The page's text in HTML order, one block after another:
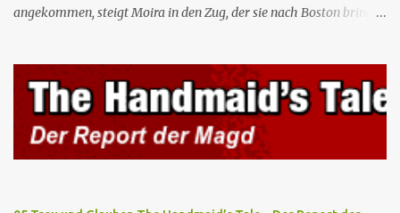
angekommen, steigt Moira in den Zug, der sie nach Boston bringen
Elisabeth sie mit der Peitsche bestraft. Gegenwart. June ist seit
dreizehn Tagen in ihrem Zimmer eingesperrt und entdeckt im
Kleiderschrank die Inschrift „Nolite te bastardes carborundorum”,
die wahrscheinlich von der Magd Difred hinterlassen wurde, die
vor ihr dort war. In Erwartung der Zeremonie bringt Serena June
Fred unfruchtbar ist und nur sie für eine ausbleibende